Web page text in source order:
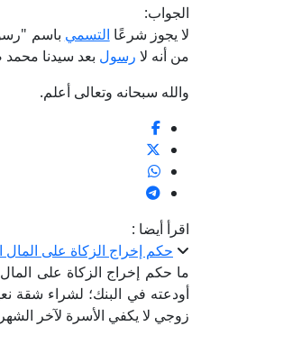
الجواب:
لا يجوز شرعًا التسمي باسم
من أنه لا رسول بعد سيدنا
والله سبحانه وتعالى أعلم.
اقرأ أيضا :
حكم إخراج الزكاة على
ما حكم إخراج الزكاة على
أودعته في البنك؛ لشراء شقة
زوجي لا يكفي الأسرة لآخر